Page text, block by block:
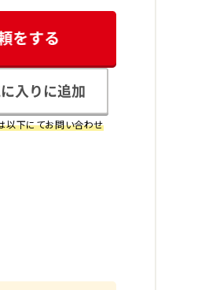
以下にてお問い合わせ